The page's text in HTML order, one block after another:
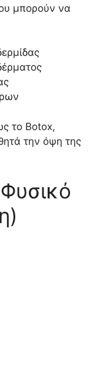
μπορούν να
το Botox,
την όψη της